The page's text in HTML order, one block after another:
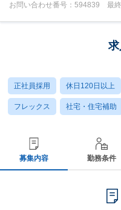
お問い合わせ番号：594839 最
正社員採用 休日120日以上
フレックス 社宅・住宅補助
募集内容 勤務条件